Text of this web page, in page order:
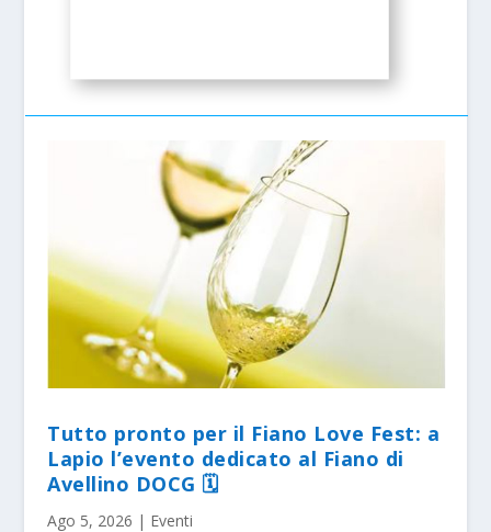
Tutto pronto per il Fiano Love Fest: a
Lapio l’evento dedicato al Fiano di
Avellino DOCG 🗓
Ago 5, 2026 | Eventi